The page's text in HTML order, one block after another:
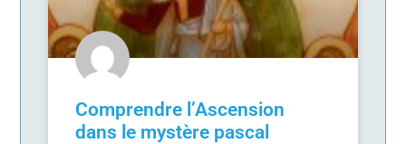
Comprendre l’Ascension
dans le mystère pascal